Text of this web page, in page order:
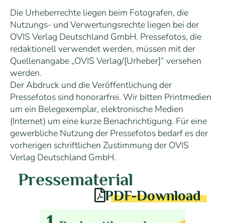
Die Urheberrechte liegen beim Fotografen, die
Nutzungs- und Verwertungsrechte liegen bei der
OVIS Verlag Deutschland GmbH. Pressefotos, die
redaktionell verwendet werden, müssen mit der
Quellenangabe „OVIS Verlag/[Urheber]“ versehen
werden.
Der Abdruck und die Veröffentlichung der
Pressefotos sind honorarfrei. Wir bitten Printmedien
um ein Belegexemplar, elektronische Medien
(Internet) um eine kurze Benachrichtigung. Für eine
gewerbliche Nutzung der Pressefotos bedarf es der
vorherigen schriftlichen Zustimmung der OVIS
Verlag Deutschland GmbH.
Pressematerial
PDF-Download